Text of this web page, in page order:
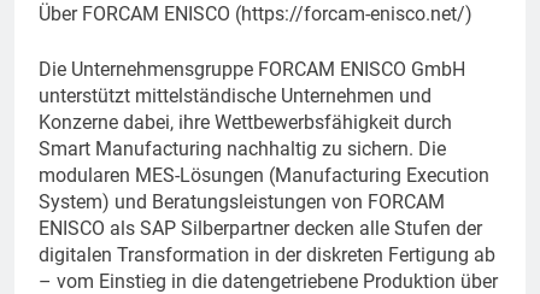
Über FORCAM ENISCO (https://forcam-enisco.net/)
Die Unternehmensgruppe FORCAM ENISCO GmbH
unterstützt mittelständische Unternehmen und
Konzerne dabei, ihre Wettbewerbsfähigkeit durch
Smart Manufacturing nachhaltig zu sichern. Die
modularen MES-Lösungen (Manufacturing Execution
System) und Beratungsleistungen von FORCAM
ENISCO als SAP Silberpartner decken alle Stufen der
digitalen Transformation in der diskreten Fertigung ab
– vom Einstieg in die datengetriebene Produktion über